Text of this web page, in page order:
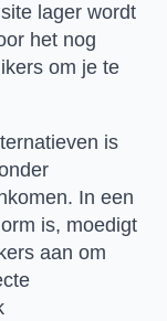
lager wordt
het nog
om je te
is
In een
is, moedigt
aan om